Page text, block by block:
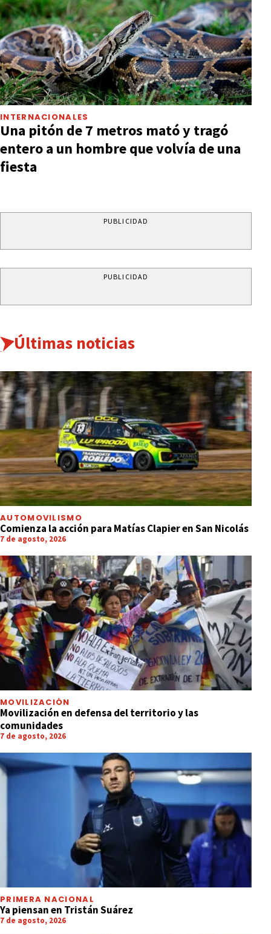
INTERNACIONALES
Una pitón de 7 metros mató y tragó
entero a un hombre que volvía de una
fiesta
PUBLICIDAD
PUBLICIDAD
Últimas noticias
AUTOMOVILISMO
Comienza la acción para Matías Clapier en San Nicolás
7 de agosto, 2026
MOVILIZACIÓN
Movilización en defensa del territorio y las
comunidades
7 de agosto, 2026
PRIMERA NACIONAL
Ya piensan en Tristán Suárez
7 de agosto, 2026